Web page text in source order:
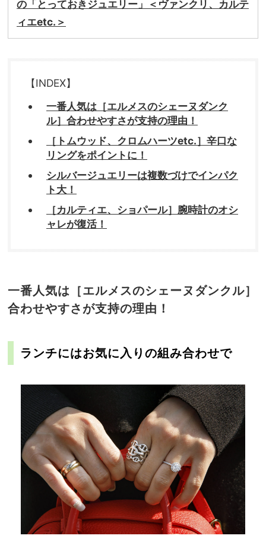
の「とっておきジュエリー」＜ヴァンクリ、カルテ
ィエetc.＞
【INDEX】
一番人気は［エルメスのシェーヌダンク
ル］合わせやすさが支持の理由！
［トムウッド、クロムハーツetc.］辛口な
リングをポイントに！
シルバージュエリーは複数づけでインパク
ト大！
［カルティエ、ショパール］腕時計のオシ
ャレが復活！
一番人気は［エルメスのシェーヌダンクル］
合わせやすさが支持の理由！
ランチにはお気に入りの組み合わせで